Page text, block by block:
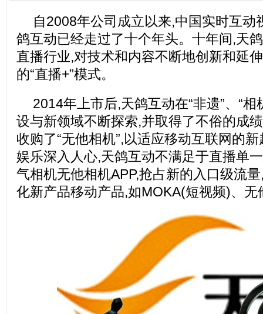
自2008年公司成立以来,中国实时互动
鸽互动已经走过了十个年头。十年间,天
直播行业,对技术和内容不断地创新和延
的“直播+”模式。
2014年上市后,天鸽互动在“非遗”、“相
设与新领域不断探索,并取得了不俗的成
收购了“无他相机”,以适应移动互联网的
娱乐深入人心,天鸽互动不满足于直播单
气相机无他相机APP,抢占新的入口级流
化新产品移动产品,如MOKA(短视频)、